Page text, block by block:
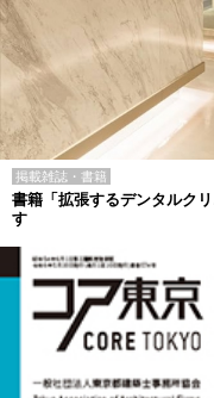
掲載雑誌・書籍
書籍「拡張するデンタルク
す